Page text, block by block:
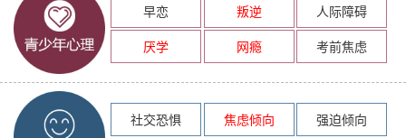
早恋 叛逆
人际障碍
厌学
网瘾 考前焦虑
社交恐惧 焦虑倾向
强迫倾向